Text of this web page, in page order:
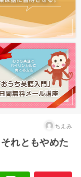
ちえみ
れともやめた